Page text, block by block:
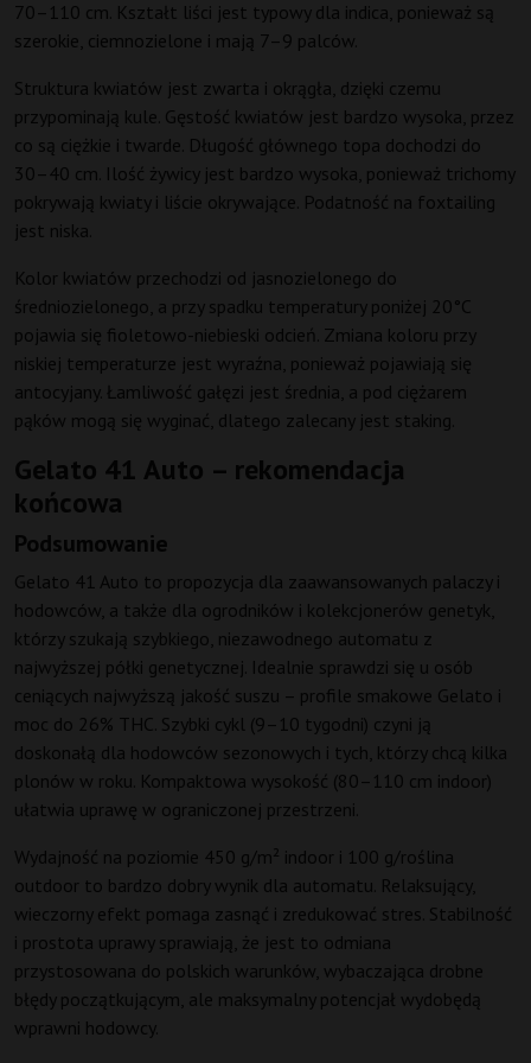
70–110 cm. Kształt liści jest typowy dla indica, ponieważ są
szerokie, ciemnozielone i mają 7–9 palców.
Struktura kwiatów jest zwarta i okrągła, dzięki czemu
przypominają kule. Gęstość kwiatów jest bardzo wysoka, przez
co są ciężkie i twarde. Długość głównego topa dochodzi do
30–40 cm. Ilość żywicy jest bardzo wysoka, ponieważ trichomy
pokrywają kwiaty i liście okrywające. Podatność na foxtailing
jest niska.
Kolor kwiatów przechodzi od jasnozielonego do
średniozielonego, a przy spadku temperatury poniżej 20°C
pojawia się fioletowo-niebieski odcień. Zmiana koloru przy
niskiej temperaturze jest wyraźna, ponieważ pojawiają się
antocyjany. Łamliwość gałęzi jest średnia, a pod ciężarem
pąków mogą się wyginać, dlatego zalecany jest staking.
Gelato 41 Auto – rekomendacja
końcowa
Podsumowanie
Gelato 41 Auto to propozycja dla zaawansowanych palaczy i
hodowców, a także dla ogrodników i kolekcjonerów genetyk,
którzy szukają szybkiego, niezawodnego automatu z
najwyższej półki genetycznej. Idealnie sprawdzi się u osób
ceniących najwyższą jakość suszu – profile smakowe Gelato i
moc do 26% THC. Szybki cykl (9–10 tygodni) czyni ją
doskonałą dla hodowców sezonowych i tych, którzy chcą kilka
plonów w roku. Kompaktowa wysokość (80–110 cm indoor)
ułatwia uprawę w ograniczonej przestrzeni.
Wydajność na poziomie 450 g/m² indoor i 100 g/roślina
outdoor to bardzo dobry wynik dla automatu. Relaksujący,
wieczorny efekt pomaga zasnąć i zredukować stres. Stabilność
i prostota uprawy sprawiają, że jest to odmiana
przystosowana do polskich warunków, wybaczająca drobne
błędy początkującym, ale maksymalny potencjał wydobędą
wprawni hodowcy.